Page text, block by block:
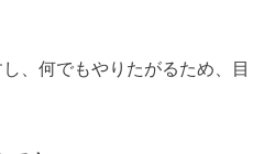
、何でもやりたがるため、目